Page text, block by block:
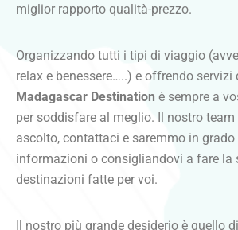
miglior rapporto qualità-prezzo.
Organizzando tutti i tipi di viaggio
relax e benessere…..) e offrendo
Madagascar Destination è sempre a
per soddisfare al meglio. Il nostro
ascolto, contattaci e saremmo in
informazioni o consigliandovi a fare la
destinazioni fatte per voi.
Il nostro più grande desiderio è quello